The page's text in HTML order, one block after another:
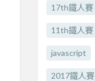
17th鐵人賽
11th鐵人賽
javascript
2017鐵人賽